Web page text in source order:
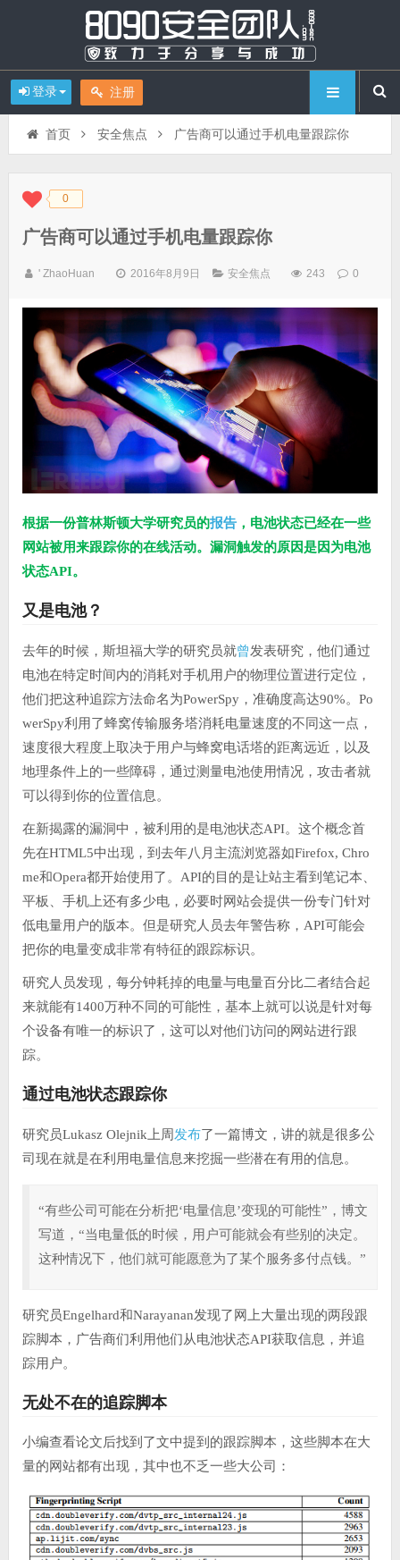
登录 注册
首页 安全焦点 广告商可以通过手机电量跟踪你
◆◆ 0
广告商可以通过手机电量跟踪你
' ZhaoHuan 2016年8月9日 安全焦点 243 0
根据一份普林斯顿大学研究员的报告，电池状态已经在一些
网站被用来跟踪你的在线活动。漏洞触发的原因是因为电池
状态API。
又是电池？
去年的时候，斯坦福大学的研究员就曾发表研究，他们通过
电池在特定时间内的消耗对手机用户的物理位置进行定位，
他们把这种追踪方法命名为PowerSpy，准确度高达90%。Po
werSpy利用了蜂窝传输服务塔消耗电量速度的不同这一点，
速度很大程度上取决于用户与蜂窝电话塔的距离远近，以及
地理条件上的一些障碍，通过测量电池使用情况，攻击者就
可以得到你的位置信息。
在新揭露的漏洞中，被利用的是电池状态API。这个概念首
先在HTML5中出现，到去年八月主流浏览器如Firefox, Chro
me和Opera都开始使用了。API的目的是让站主看到笔记本、
平板、手机上还有多少电，必要时网站会提供一份专门针对
低电量用户的版本。但是研究人员去年警告称，API可能会
把你的电量变成非常有特征的跟踪标识。
研究人员发现，每分钟耗掉的电量与电量百分比二者结合起
来就能有1400万种不同的可能性，基本上就可以说是针对每
个设备有唯一的标识了，这可以对他们访问的网站进行跟
踪。
通过电池状态跟踪你
研究员Lukasz Olejnik上周 发布了一篇博文，讲的就是很多公
司现在就是在利用电量信息来挖掘一些潜在有用的信息。
“有些公司可能在分析把‘电量信息’变现的可能性”，博文
写道，“当电量低的时候，用户可能就会有些别的决定。
这种情况下，他们就可能愿意为了某个服务多付点钱。”
研究员Engelhard和Narayanan发现了网上大量出现的两段跟
踪脚本，广告商们利用他们从电池状态API获取信息，并追
踪用户。
无处不在的追踪脚本
小编查看论文后找到了文中提到的跟踪脚本，这些脚本在大
量的网站都有出现，其中也不乏一些大公司：